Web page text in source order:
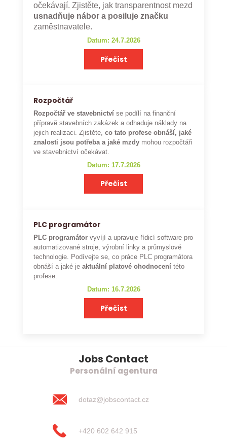
očekávají. Zjistěte, jak transparentnost mezd
usnadňuje nábor a posiluje značku
zaměstnavatele.
Datum: 24.7.2026
Přečíst
Rozpočtář
Rozpočtář ve stavebnictví se podílí na finanční
přípravě stavebních zakázek a odhaduje náklady na
jejich realizaci. Zjistěte,co tato profese obnáší, jaké
znalosti jsou potřeba a jaké mzdy mohou rozpočtáři
ve stavebnictví očekávat.
Datum: 17.7.2026
Přečíst
PLC programátor
PLC programátor vyvíjí a upravuje řídicí software pro
automatizované stroje, výrobní linky a průmyslové
technologie. Podívejte se, co práce PLC programátora
obnáší a jaké je aktuální platové ohodnocení této
profese.
Datum: 16.7.2026
Přečíst
Jobs Contact
Personální agentura
dotaz@jobscontact.cz
+420 602 642 915